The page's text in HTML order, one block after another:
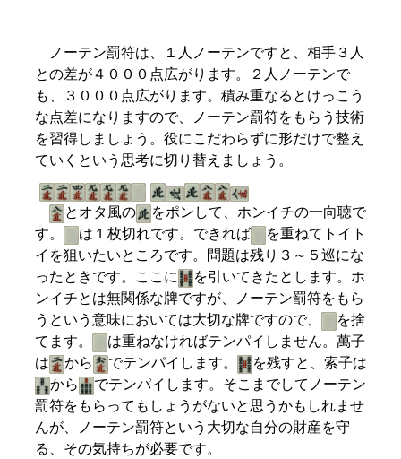
ノーテン罰符は、１人ノーテンですと、相手３人
との差が４０００点広がります。２人ノーテンで
も、３０００点広がります。積み重なるとけっこう
な点差になりますので、ノーテン罰符をもらう技術
を習得しましょう。役にこだわらずに形だけで整え
ていくという思考に切り替えましょう。
とオタ風の
をポンして、ホンイチの一向聴で
す。
は１枚切れです。できれば
を重ねてトイト
イを狙いたいところです。問題は残り３～５巡にな
ったときです。ここに
を引いてきたとします。ホ
ンイチとは無関係な牌ですが、ノーテン罰符をもら
うという意味においては大切な牌ですので、
を捨
てます。
は重ねなければテンパイしません。萬子
は
から でテンパイします。
を残すと、索子は
から
でテンパイします。そこまでしてノーテン
罰符をもらってもしょうがないと思うかもしれませ
んが、ノーテン罰符という大切な自分の財産を守
る、その気持ちが必要です。